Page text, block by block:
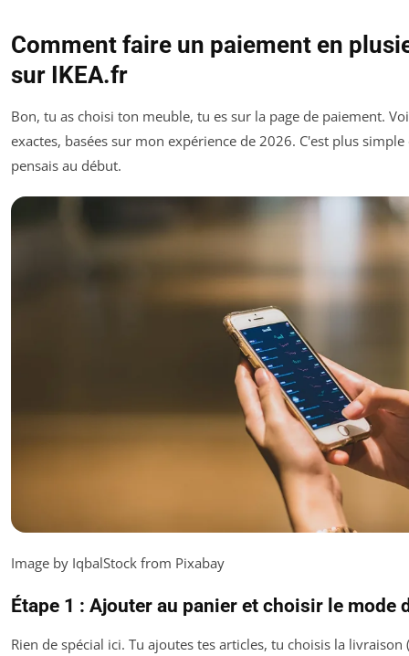
Comment faire un paiement en
sur IKEA.fr
Bon, tu as choisi ton meuble, tu es sur la page de paiement.
exactes, basées sur mon expérience de 2026. C'est plus
pensais au début.
Image by IqbalStock from Pixabay
Étape 1 : Ajouter au panier et choisir le mode
Rien de spécial ici. Tu ajoutes tes articles, tu choisis la livraison